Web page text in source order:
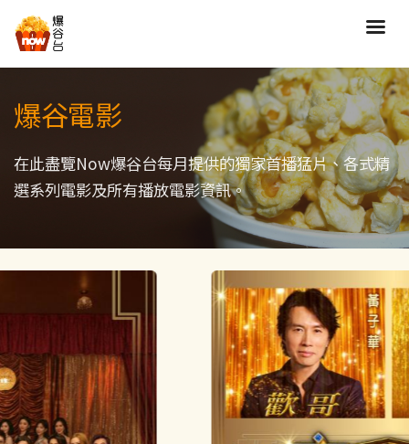
全部類型
劇情
喜劇
動作
愛情
歷險
恐怖
動畫
家庭
寫實紀錄
罪案
歌舞
成人
運動
特別/特輯
短片
一般
爆谷電影
在此盡覽Now爆谷台每月提供的獨家首播猛片、各式精
選系列電影及所有播放電影資訊。